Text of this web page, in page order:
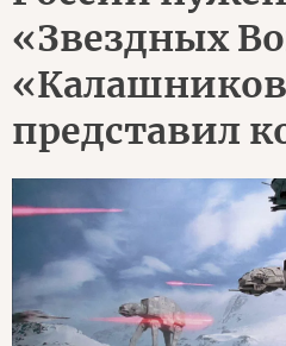
«Звездных
представил